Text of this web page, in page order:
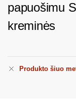
papuošimu
kreminės
Produkto šiuo